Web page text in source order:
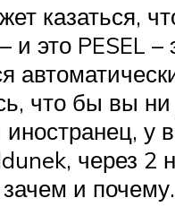
казаться,
и это PESEL
что бы вы
у
через 2
и почему.